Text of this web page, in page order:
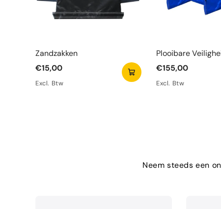
Zandzakken
€15,00
Excl. Btw
Plooibare
Blauw
€155,00
Excl. Btw
Neem steeds een